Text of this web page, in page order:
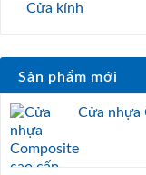
Cửa kính
Sản phẩm mới
Cửa nhựa